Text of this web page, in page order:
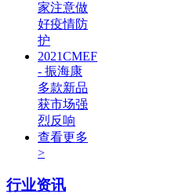
家注意做
好疫情防
护
2021CMEF
- 振海康
多款新品
获市场强
烈反响
查看更多
>
行业资讯